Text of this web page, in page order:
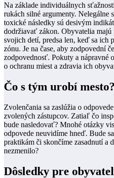
Na základe individuálnych
rukách silné argumenty. Nelegálne
toxické následky sú desivým
dodržiavať zákon. Obyvatelia
svojich detí, predsa len, keď sa ich
zónu. Je na čase, aby zodpovední
zodpovednosť. Pokuty a nápravné
o ochranu miest a zdravia ich
Čo s tým urobí mesto?
Zvolenčania sa zaslúžia o
zvolených zástupcov. Zatiaľ čo
bude nasledovať? Mnohé otázky
odpovede neuvidíme hneď. Bude
praktikám či skončíme zasadnutí a
nezmenilo?
Dôsledky pre